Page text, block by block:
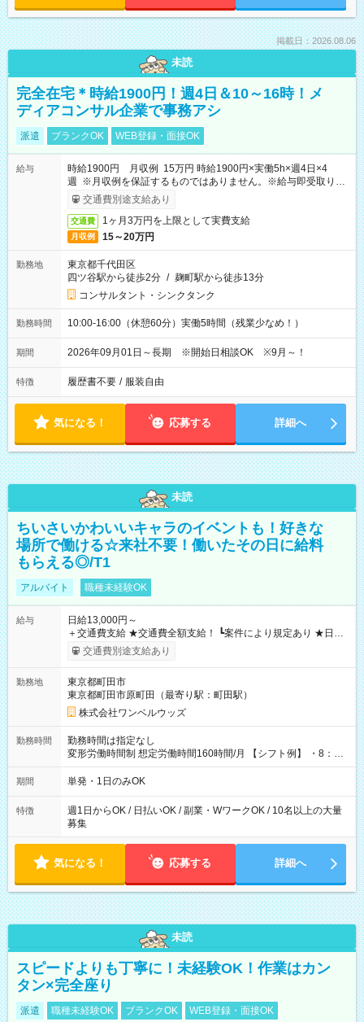
掲載日：2026.08.06
未読
完全在宅＊時給1900円！週4日＆10～16時！メ
ディアコンサル企業で事務アシ
派遣 ブランクOK WEB登録・面接OK
給与
時給1900円 月収例 15万円 時給1900円×実働5h×週4日×4
週 ※月収例を保証するものではありません。※給与即受取りサ
ービス利用可（利用条件有）
交通費別途支給あり
交通費 1ヶ月3万円を上限として実費支給
月収例 15～20万円
勤務地
東京都千代田区
四ツ谷駅から徒歩2分 / 麹町駅から徒歩13分
コンサルタント・シンクタンク
勤務時間 10:00-16:00（休憩60分）実働5時間（残業少なめ！）
期間 2026年09月01日～長期 ※開始日相談OK ※9月～！
特徴 履歴書不要 / 服装自由
気になる！ 応募する 詳細へ
未読
ちいさいかわいいキャラのイベントも！好きな
場所で働ける☆来社不要！働いたその日に給料
もらえる◎/T1
アルバイト 職種未経験OK
給与
日給13,000円～
＋交通費支給 ★交通費全額支給！ ┗案件により規定あり ★日払
いOK！（規定あり） ┗働いたその日に現金GET♪ お仕事後はコ
ンビニATMから 日払い分を引き落とせます！ 【試用期間】試
交通費別途支給あり
勤務地
東京都町田市
東京都町田市原町田（最寄り駅：町田駅）
株式会社ワンベルウッズ
勤務時間
勤務時間は指定なし
変形労働時間制 想定労働時間160時間/月 【シフト例】 ・8：00
～21：00
期間 単発・1日のみOK
特徴
週1日からOK / 日払いOK / 副業・WワークOK / 10名以上の大量
募集
気になる！ 応募する 詳細へ
未読
スピードよりも丁寧に！未経験OK！作業はカン
タン×完全座り
派遣 職種未経験OK ブランクOK WEB登録・面接OK